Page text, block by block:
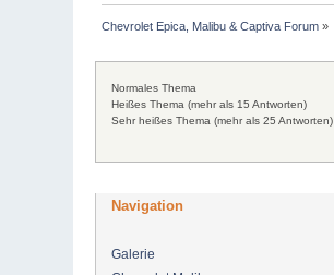
Chevrolet Epica, Malibu & Captiva Forum »
Normales Thema
Heißes Thema (mehr als 15 Antworten)
Sehr heißes Thema (mehr als 25 Antworten)
Navigation
Galerie